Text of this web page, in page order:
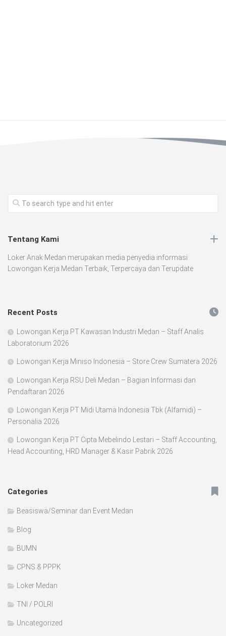
Tentang Kami
Loker Anak Medan merupakan media penyedia informasi
Lowongan Kerja Medan Terbaik, Terpercaya dan Terupdate
Recent Posts
Lowongan Kerja PT Kawasan Industri Medan – Staff Analis
Laboratorium 2026
Lowongan Kerja Miniso Indonesia – Store Crew Sumatera 2026
Lowongan Kerja RSU Deli Medan – Bagian Informasi dan
Pendaftaran 2026
Lowongan Kerja PT Midi Utama Indonesia Tbk (Alfamidi) –
Personalia 2026
Lowongan Kerja PT Cipta Mebelindo Lestari – Staff Accounting,
Head Accounting, HRD Manager & Kasir Pabrik 2026
Categories
Beasiswa/Seminar dan Event Medan
Blog
BUMN
CPNS & PPPK
Loker Medan
TNI / POLRI
Uncategorized